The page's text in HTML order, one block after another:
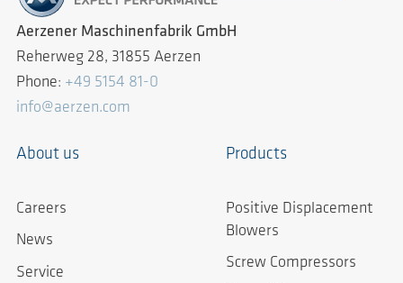
Aerzener Maschinenfabrik GmbH
Reherweg 28, 31855 Aerzen
Phone: +49 5154 81-0
info@aerzen.com
About us
Careers
News
Service
Products
Positive Displacement
Blowers
Screw Compressors